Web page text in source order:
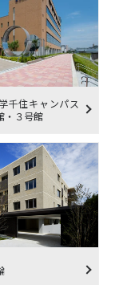
千住キャンパス
・３号館